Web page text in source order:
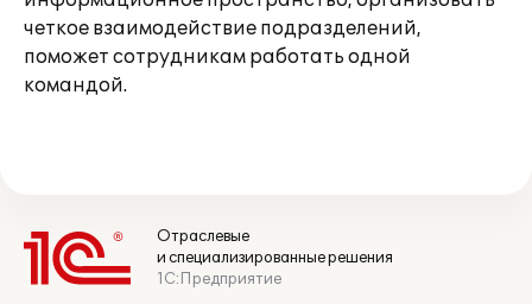
четкое взаимодействие подразделений,
поможет сотрудникам работать одной
командой.
Отраслевые
и специализированные решения
1С:Предприятие